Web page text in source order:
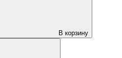
В корзину